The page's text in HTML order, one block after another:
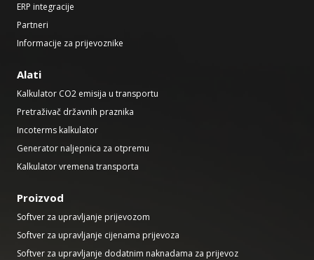
ERP integracije
Partneri
Informacije za prijevoznike
Alati
Kalkulator CO2 emisija u transportu
Pretraživač državnih praznika
Incoterms kalkulator
Generator naljepnica za otpremu
Kalkulator vremena transporta
Proizvod
Softver za upravljanje prijevozom
Softver za upravljanje cijenama prijevoza
Softver za upravljanje dodatnim naknadama za prijevoz